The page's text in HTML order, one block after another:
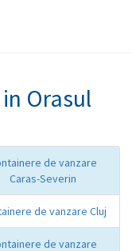
Orasul
de vanzare
Caras-Severin
de vanzare Cluj
de vanzare